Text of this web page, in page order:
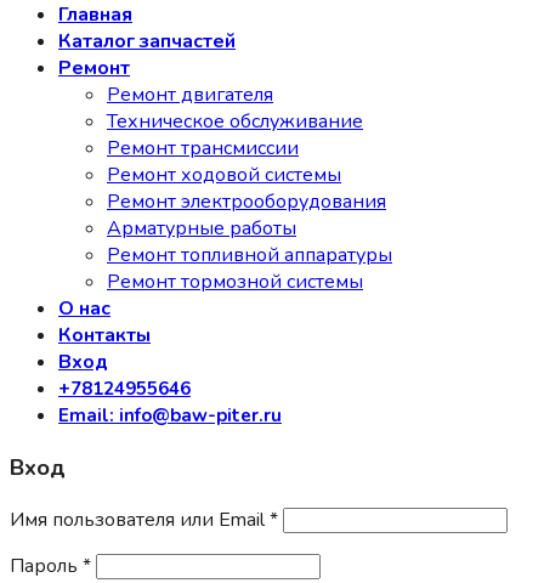
Главная
Каталог запчастей
Ремонт
Ремонт двигателя
Техническое обслуживание
Ремонт трансмиссии
Ремонт ходовой системы
Ремонт электрооборудования
Арматурные работы
Ремонт топливной аппаратуры
Ремонт тормозной системы
О нас
Контакты
Вход
+78124955646
Email: info@baw-piter.ru
Вход
Имя пользователя или Email*
Пароль *